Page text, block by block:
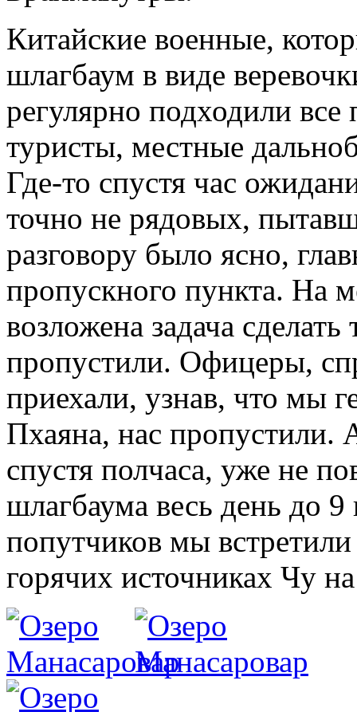
Китайские военные,
шлагбаум в виде
регулярно подходили
туристы, местные
Где-то спустя час
точно не рядовых,
разговору было ясно,
пропускного пункта. На
возложена задача
пропустили. Офицеры,
приехали, узнав, что мы
Пхаяна, нас пропустили.
спустя полчаса, уже не
шлагбаума весь день до
попутчиков мы
горячих источниках Чу